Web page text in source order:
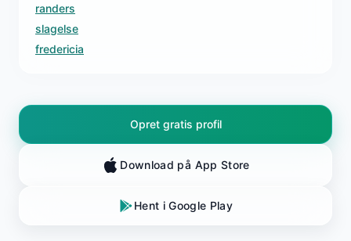
randers
slagelse
fredericia
Opret gratis profil
Download på App Store
Hent i Google Play